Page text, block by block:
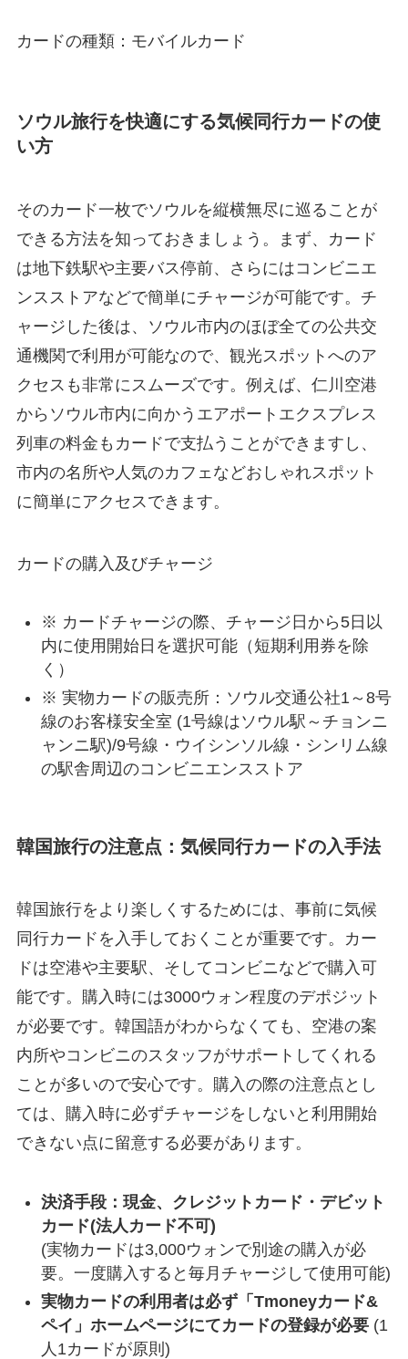
カードの種類：モバイルカード
ソウル旅行を快適にする気候同行カードの使
い方
そのカード一枚でソウルを縦横無尽に巡ることが
できる方法を知っておきましょう。まず、カード
は地下鉄駅や主要バス停前、さらにはコンビニエ
ンスストアなどで簡単にチャージが可能です。チ
ャージした後は、ソウル市内のほぼ全ての公共交
通機関で利用が可能なので、観光スポットへのア
クセスも非常にスムーズです。例えば、仁川空港
からソウル市内に向かうエアポートエクスプレス
列車の料金もカードで支払うことができますし、
市内の名所や人気のカフェなどおしゃれスポット
に簡単にアクセスできます。
カードの購入及びチャージ
※ カードチャージの際、チャージ日から5日以
内に使用開始日を選択可能（短期利用券を除
く）
※ 実物カードの販売所：ソウル交通公社1～8号
線のお客様安全室 (1号線はソウル駅～チョンニ
ャンニ駅)/9号線・ウイシンソル線・シンリム線
の駅舎周辺のコンビニエンスストア
韓国旅行の注意点：気候同行カードの入手法
韓国旅行をより楽しくするためには、事前に気候
同行カードを入手しておくことが重要です。カー
ドは空港や主要駅、そしてコンビニなどで購入可
能です。購入時には3000ウォン程度のデポジット
が必要です。韓国語がわからなくても、空港の案
内所やコンビニのスタッフがサポートしてくれる
ことが多いので安心です。購入の際の注意点とし
ては、購入時に必ずチャージをしないと利用開始
できない点に留意する必要があります。
決済手段：現金、クレジットカード・デビット
カード(法人カード不可)
(実物カードは3,000ウォンで別途の購入が必
要。一度購入すると毎月チャージして使用可能)
実物カードの利用者は必ず「Tmoneyカード&
ペイ」ホームページにてカードの登録が必要(1
人1カードが原則)